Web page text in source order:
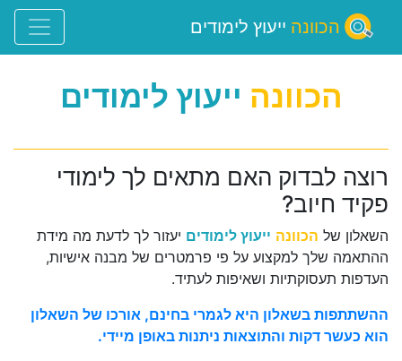
הכוונה ייעוץ לימודים
הכוונה ייעוץ לימודים
רוצה לבדוק האם מתאים לך לימודי
פקיד חיוב?
השאלון של הכוונה ייעוץ לימודים יעזור לך לדעת מה מידת
ההתאמה שלך למקצוע על פי פרמטרים של מבנה אישיות,
העדפות תעסוקתיות ושאיפות לעתיד.
ההשתתפות בשאלון היא לגמרי בחינם, אורכו של השאלון
הוא כעשר דקות והתוצאות ניתנות באופן מיידי.